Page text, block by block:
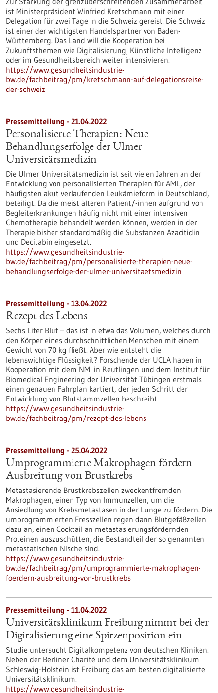
ist Ministerpräsident Winfried Kretschmann mit einer
Delegation für zwei Tage in die Schweiz gereist. Die Schweiz
ist einer der wichtigsten Handelspartner von Baden-
Württemberg. Das Land will die Kooperation bei
Zukunftsthemen wie Digitalisierung, Künstliche Intelligenz
oder im Gesundheitsbereich weiter intensivieren.
https://www.gesundheitsindustrie-
bw.de/fachbeitrag/pm/kretschmann-auf-delegationsreise-
der-schweiz
Pressemitteilung - 21.04.2022
Personalisierte Therapien: Neue
Behandlungserfolge der Ulmer
Universitätsmedizin
Die Ulmer Universitätsmedizin ist seit vielen Jahren an der
Entwicklung von personalisierten Therapien für AML, der
häufigsten akut verlaufenden Leukämieform in Deutschland,
beteiligt. Da die meist älteren Patient/-innen aufgrund von
Begleiterkrankungen häufig nicht mit einer intensiven
Chemotherapie behandelt werden können, werden in der
Therapie bisher standardmäßig die Substanzen Azacitidin
und Decitabin eingesetzt.
https://www.gesundheitsindustrie-
bw.de/fachbeitrag/pm/personalisierte-therapien-neue-
behandlungserfolge-der-ulmer-universitaetsmedizin
Pressemitteilung - 13.04.2022
Rezept des Lebens
Sechs Liter Blut – das ist in etwa das Volumen, welches durch
den Körper eines durchschnittlichen Menschen mit einem
Gewicht von 70 kg fließt. Aber wie entsteht die
lebenswichtige Flüssigkeit? Forschende der UCLA haben in
Kooperation mit dem NMI in Reutlingen und dem Institut für
Biomedical Engineering der Universität Tübingen erstmals
einen genauen Fahrplan kartiert, der jeden Schritt der
Entwicklung von Blutstammzellen beschreibt.
https://www.gesundheitsindustrie-
bw.de/fachbeitrag/pm/rezept-des-lebens
Pressemitteilung - 25.04.2022
Umprogrammierte Makrophagen fördern
Ausbreitung von Brustkrebs
Metastasierende Brustkrebszellen zweckentfremden
Makrophagen, einen Typ von Immunzellen, um die
Ansiedlung von Krebsmetastasen in der Lunge zu fördern. Die
umprogrammierten Fresszellen regen dann Blutgefäßzellen
dazu an, einen Cocktail an metastasierungsfördernden
Proteinen auszuschütten, die Bestandteil der so genannten
metastatischen Nische sind.
https://www.gesundheitsindustrie-
bw.de/fachbeitrag/pm/umprogrammierte-makrophagen-
foerdern-ausbreitung-von-brustkrebs
Pressemitteilung - 11.04.2022
Universitätsklinikum Freiburg nimmt bei der
Digitalisierung eine Spitzenposition ein
Studie untersucht Digitalkompetenz von deutschen Kliniken.
Neben der Berliner Charité und dem Universitätsklinikum
Schleswig-Holstein ist Freiburg das am besten digitalisierte
Universitätsklinikum.
https://www.gesundheitsindustrie-